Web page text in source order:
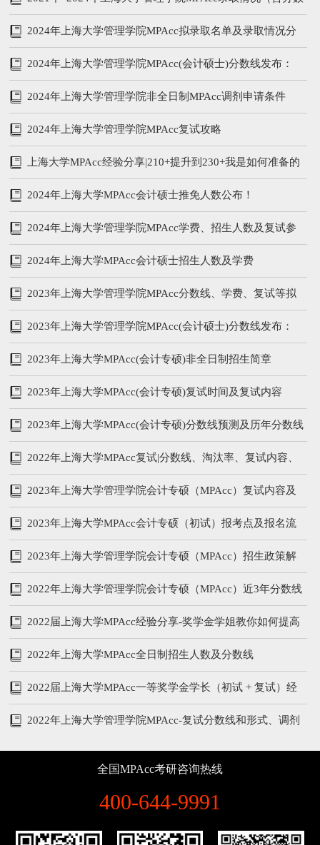
线、学费学制、复试内容）
2024年上海大学管理学院MPAcc拟录取名单及录取情况分
析
2024年上海大学管理学院MPAcc(会计硕士)分数线发布：
212/104/52
2024年上海大学管理学院非全日制MPAcc调剂申请条件
2024年上海大学管理学院MPAcc复试攻略
上海大学MPAcc经验分享|210+提升到230+我是如何准备的
2024年上海大学MPAcc会计硕士推免人数公布！
2024年上海大学管理学院MPAcc学费、招生人数及复试参
考书
2024年上海大学MPAcc会计硕士招生人数及学费
2023年上海大学管理学院MPAcc分数线、学费、复试等拟
录取情况分析
2023年上海大学管理学院MPAcc(会计硕士)分数线发布：
215/102/51
2023年上海大学MPAcc(会计专硕)非全日制招生简章
2023年上海大学MPAcc(会计专硕)复试时间及复试内容
2023年上海大学MPAcc(会计专硕)分数线预测及历年分数线
汇总
2022年上海大学MPAcc复试|分数线、淘汰率、复试内容、
复试参考书
2023年上海大学管理学院会计专硕（MPAcc）复试内容及
备考攻略
2023年上海大学MPAcc会计专硕（初试）报考点及报名流
程
2023年上海大学管理学院会计专硕（MPAcc）招生政策解
析
2022年上海大学管理学院会计专硕（MPAcc）近3年分数线
和复试内容
2022届上海大学MPAcc经验分享-奖学金学姐教你如何提高
管综和英语
2022年上海大学MPAcc全日制招生人数及分数线
2022届上海大学MPAcc一等奖学金学长（初试 + 复试）经
验分享
2022年上海大学管理学院MPAcc-复试分数线和形式、调剂
说明
全国MPAcc考研咨询热线
400-644-9991